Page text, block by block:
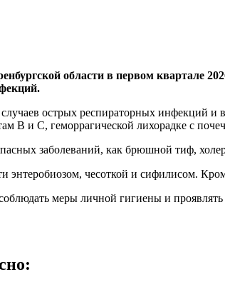
области в первом квартале
острых респираторных инфекций
В и С, геморрагической лихорадке с
заболеваний, как брюшной тиф,
энтеробиозом, чесоткой и сифилисом.
меры личной гигиены и